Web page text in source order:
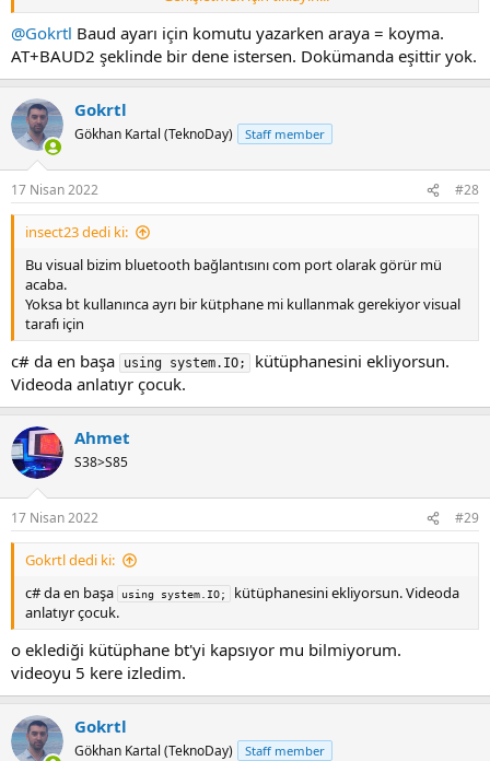
Baud Rate değiştirmek için gerekli kod
0 ile 4 arasında
seçenek var. Default olarak 4 ama diğer 0-1-2-3 seçeneklere izin
vermiyor.
16697 eklentisine bak
@Gokrtl Baud ayarı için komutu yazarken araya = koyma.
AT+BAUD2 şeklinde bir dene istersen. Dokümanda eşittir yok.
Gokrtl
Gökhan Kartal (TeknoDay) Staff member
17 Nisan 2022 #28
insect23 dedi ki:
Bu visual bizim bluetooth bağlantısını com port olarak görür mü
acaba.
Yoksa bt kullanınca ayrı bir kütphane mi kullanmak gerekiyor visual
tarafı için
c# da en başa using system.IO;
kütüphanesini ekliyorsun.
Videoda anlatıyr çocuk.
Ahmet
S38>S85
17 Nisan 2022 #29
Gokrtl dedi ki:
c# da en başa
using system.IO;
kütüphanesini ekliyorsun. Videoda
anlatıyr çocuk.
o eklediği kütüphane bt'yi kapsıyor mu bilmiyorum.
videoyu 5 kere izledim.
Gokrtl
Gökhan Kartal (TeknoDay) Staff member